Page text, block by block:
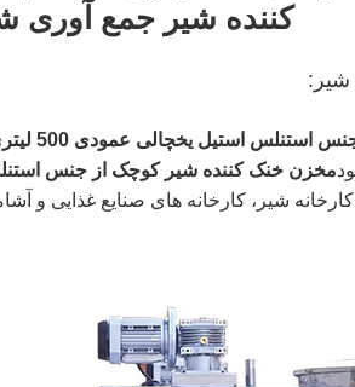
کننده شیر جمع آوری
یخچالی عمودی 500 لیتری برای فروش
مخزن خنک کننده شیر کوچک از جنس
کارخانه شیر، کارخانه های صنایع غذایی و